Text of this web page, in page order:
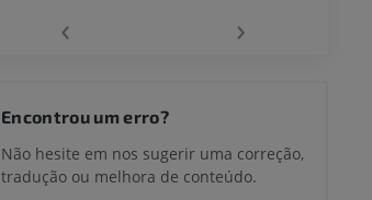
‹ ›
Encontrou um erro?
Não hesite em nos sugerir uma correção,
tradução ou melhora de conteúdo.